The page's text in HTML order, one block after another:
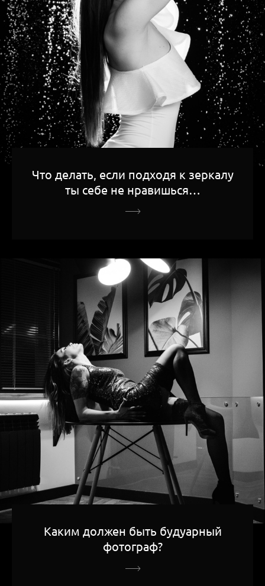
Что делать, если подходя к зеркалу
ты себе не нравишься…
Каким должен быть будуарный
фотограф?